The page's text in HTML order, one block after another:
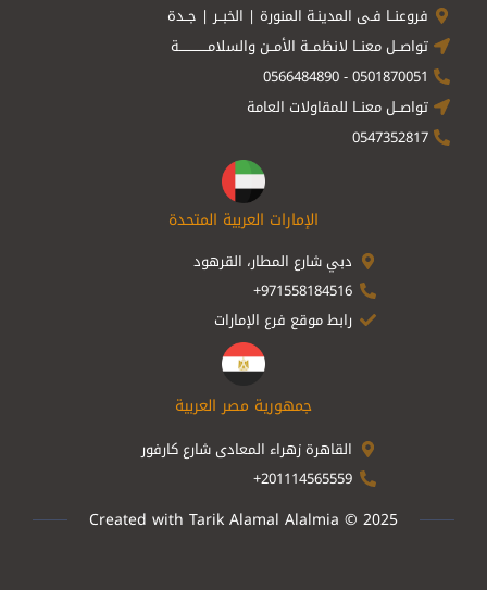
فروعنــا فـى المدينـة المنورة | الخبــر | جــدة
تواصــل معنــا لانظمــة الأمــن والسلامـــــــــــــة
0501870051 - 0566484890
تواصــل معنــا للمقاولات العامة
0547352817
الإمارات العربية المتحدة
دبي شارع المطار، القرهود
971558184516+
رابط موقع فرع الإمارات
جمهورية مصر العربية
القاهرة زهراء المعادى شارع كارفور
201114565559+
Created with Tarik Alamal Alalmia © 2025